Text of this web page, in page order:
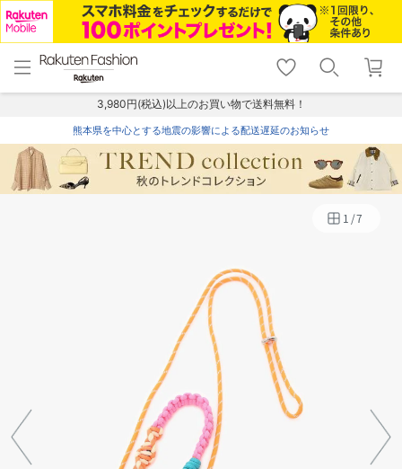
menu home
トップ
shopping_cart lock_outline
ログイン
3,980円(税込)以上のお買い物で送料無料！
熊本県を中心とする地震の影響による配送遅延のお知らせ
1 /7